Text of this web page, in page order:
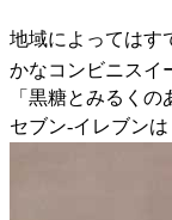
地域によってはす
かなコンビニスイ
「黒糖とみるくの
セブン-イレブン